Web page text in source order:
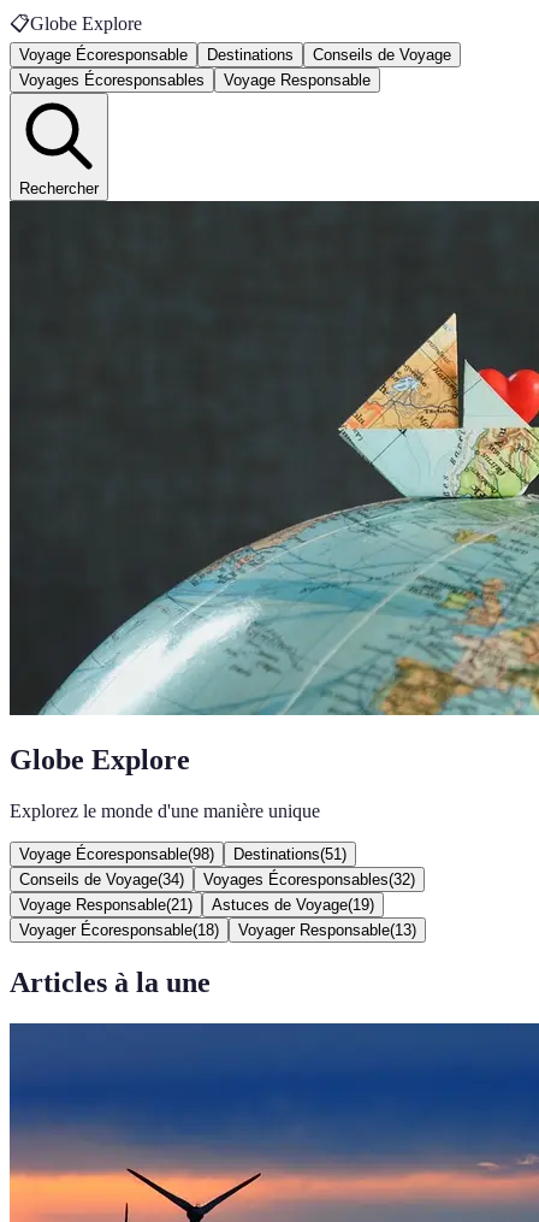
📋Globe Explore
Voyage Écoresponsable Destinations
Conseils de Voyage
Voyages Écoresponsables
Voyage Responsable
Rechercher
Globe Explore
Explorez le monde d'une manière unique
Voyage Écoresponsable(98) Destinations(51 )
Conseils de Voyage(34) Voyages Écoresponsables(32)
Voyage Responsable(21 ) Astuces de Voyage(19)
Voyager Écoresponsable(18) Voyager Responsable(13)
Articles à la une